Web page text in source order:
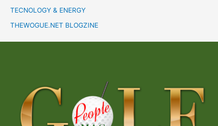
TECNOLOGY & ENERGY
THEWOGUE.NET BLOGZINE